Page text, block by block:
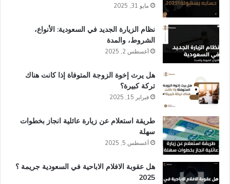
مايو 31, 2025
نظام الزيارة الجديد في السعودية: الأنواع،
الشروط، والمدة
أغسطس 2, 2025
هل يرث إخوة الزوجة المتوفاة إذا كانت هناك
تركة كبيرة؟
فبراير 15, 2025
طريقة استعلام عن زيارة عائلية انجاز​ بخطوات
سهلة
أغسطس 5, 2025
هل عقوبة الافلام الاباحية في السعودية​ جريمة ؟
2025